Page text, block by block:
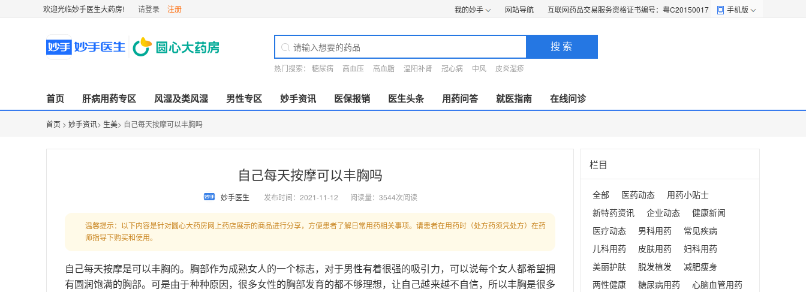
欢迎光临妙手医生大药房! 请登录 注册 我的妙手 网站导航 互联网药品交易服务资格证书编号：粤C20150017 手机版
搜 索
热门搜索： 糖尿病 高血压 高血脂 温阳补肾 冠心病 中风 皮炎湿疹
首页 肝病用药专区 风湿及类风湿 男性专区 妙手资讯 医保报销 医生头条 用药问答 就医指南 在线问诊
首页 > 妙手资讯> 生美> 自己每天按摩可以丰胸吗
自己每天按摩可以丰胸吗
妙手医生 发布时间：2021-11-12 阅读量：3544次阅读
温馨提示：以下内容是针对圆心大药房网上药店展示的商品进行分享，方便患者了解日常用药相关事项。请患者在用药时（处方药须凭处方）在药
师指导下购买和使用。
自己每天按摩是可以丰胸的。胸部作为成熟女人的一个标志，对于男性有着很强的吸引力，可以说每个女人都希望拥
有圆润饱满的胸部。可是由于种种原因，很多女性的胸部发育的都不够理想，让自己越来越不自信，所以丰胸是很多
栏目
全部 医药动态
用药小贴士
新特药资讯
企业动态
健康新闻
医疗动态
男科用药
常见疾病
儿科用药
皮肤用药
妇科用药
美丽护肤
脱发植发
减肥瘦身
两性健康
糖尿病用药
心脑血管用药